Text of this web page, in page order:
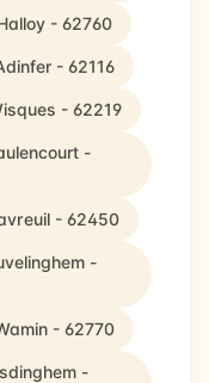
- 62760
- 62116
- 62219
-
- 62450
-
- 62770
-